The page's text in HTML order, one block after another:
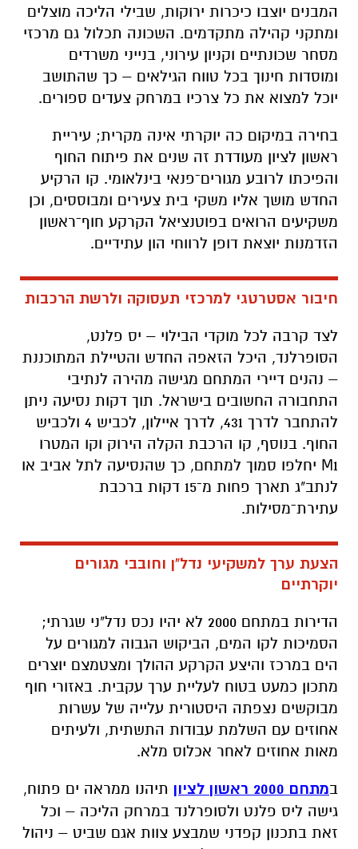
המבנים יוצבו כיכרות ירוקות, שבילי הליכה מוצלים
ומתקני קהילה מתקדמים. השכונה תכלול גם מרכזי
מסחר שכונתיים וקניון עירוני, בנייני משרדים
ומוסדות חינוך בכל טווח הגילאים – כך שהתושב
יוכל למצוא את כל צרכיו במרחק צעדים ספורים.
בחירה במיקום כה יוקרתי אינה מקרית; עיריית
ראשון לציון מעודדת זה שנים את פיתוח החוף
והפיכתו לרובע מגורים־פנאי בינלאומי. קו הרקיע
החדש מושך אליו משקי בית צעירים ומבוססים, וכן
משקיעים הרואים בפוטנציאל הקרקע חוף־ראשון
הזדמנות יוצאת דופן לרווחי הון עתידיים.
חיבור אסטרטגי למרכזי תעסוקה ולרשת הרכבות
לצד קרבה לכל מוקדי הבילוי – יס פלנט,
הסופרלנד, היכל הזאפה החדש והטיילת המתוכננת
– נהנים דיירי המתחם מגישה מהירה לנתיבי
התחבורה החשובים בישראל. תוך דקות נסיעה ניתן
להתחבר לדרך 431, לדרך איילון, לכביש 4 ולכביש
החוף. בנוסף, קו הרכבת הקלה הירוק וקו המטרו
M1 יחלפו סמוך למתחם, כך שהנסיעה לתל אביב או
לנתב"ג תארך פחות מ־15 דקות ברכבת
עתירת־מסילות.
הצעת ערך למשקיעי נדל"ן וחובבי מגורים
יוקרתיים
הדירות במתחם 2000 לא יהיו נכס נדל"ני שגרתי;
הסמיכות לקו המים, הביקוש הגבוה למגורים על
הים במרכז והיצע הקרקע ההולך ומצטמצם יוצרים
מתכון כמעט בטוח לעליית ערך עקבית. באזורי חוף
מבוקשים נצפתה היסטורית עלייה של עשרות
אחוזים עם השלמת עבודות התשתית, ולעיתים
מאות אחוזים לאחר אכלוס מלא.
במתחם 2000 ראשון לציון
תיהנו ממראה ים פתוח,
גישה ליס פלנט ולסופרלנד במרחק הליכה – וכל
זאת בתכנון קפדני שמבצע צוות אגם שביט – ניהול